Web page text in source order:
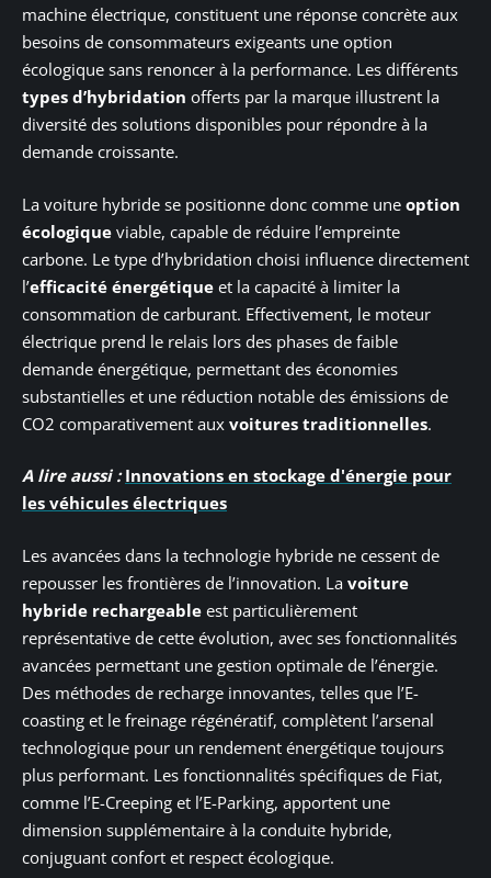
machine électrique, constituent une réponse concrète aux
besoins de consommateurs exigeants une option
écologique sans renoncer à la performance. Les différents
types d’hybridation offerts par la marque illustrent la
diversité des solutions disponibles pour répondre à la
demande croissante.
La voiture hybride se positionne donc comme une option
écologique viable, capable de réduire l’empreinte
carbone. Le type d’hybridation choisi influence directement
l’efficacité énergétique et la capacité à limiter la
consommation de carburant. Effectivement, le moteur
électrique prend le relais lors des phases de faible
demande énergétique, permettant des économies
substantielles et une réduction notable des émissions de
CO2 comparativement aux voitures traditionnelles.
A lire aussi : Innovations en stockage d'énergie pour
les véhicules électriques
Les avancées dans la technologie hybride ne cessent de
repousser les frontières de l’innovation. La voiture
hybride rechargeable est particulièrement
représentative de cette évolution, avec ses fonctionnalités
avancées permettant une gestion optimale de l’énergie.
Des méthodes de recharge innovantes, telles que l’E-
coasting et le freinage régénératif, complètent l’arsenal
technologique pour un rendement énergétique toujours
plus performant. Les fonctionnalités spécifiques de Fiat,
comme l’E-Creeping et l’E-Parking, apportent une
dimension supplémentaire à la conduite hybride,
conjuguant confort et respect écologique.